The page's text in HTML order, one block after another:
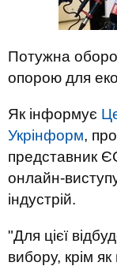
Потужна
опорою для
Як інформує
Укрінформ,
представник
онлайн-
індустрій.
"Для цієї
вибору, крім